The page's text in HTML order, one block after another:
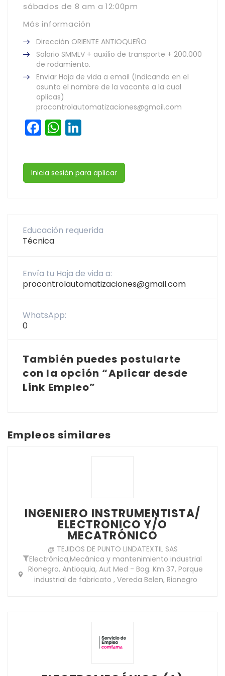
sábados de 8 am a 12:00pm
Más información
Dirección ORIENTE ANTIOQUEÑO
Salario SMMLV + auxilio de transporte + 200.000
de rodamiento.
Enviar Hoja de vida a email (Indicando en el
asunto el nombre de la vacante a la cual
aplicas)
procontrolautomatizaciones@gmail.com
Facebook
WhatsApp
Inicia sesión para aplicar
Educación requerida
Técnica
Envía tu Hoja de vida a:
procontrolautomatizaciones@gmail.com
WhatsApp:
0
También puedes postularte
con la opción “Aplicar desde
Link Empleo”
Empleos similares
INGENIERO INSTRUMENTISTA/
ELECTRONICO Y/O
MECATRÓNICO
@ TEJIDOS DE PUNTO LINDATEXTIL SAS
Electrónica,Mecánica y mantenimiento industrial
Rionegro, Antioquia, Aut Med - Bog. Km 37, Parque
industrial de fabricato , Vereda Belen, Rionegro